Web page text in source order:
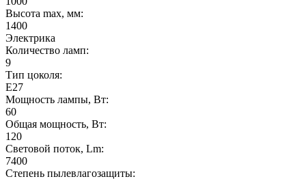
Высота max, мм:
1400
Электрика
Количество ламп:
9
Тип цоколя:
E27
Мощность лампы, Вт:
60
Общая мощность, Вт:
120
Световой поток, Lm:
7400
Степень пылевлагозащиты: